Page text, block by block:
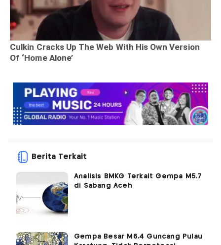
Berita Terkait
Analisis BMKG Terkait Gempa M5,7
di Sabang Aceh
Gempa Besar M6,4 Guncang Pulau